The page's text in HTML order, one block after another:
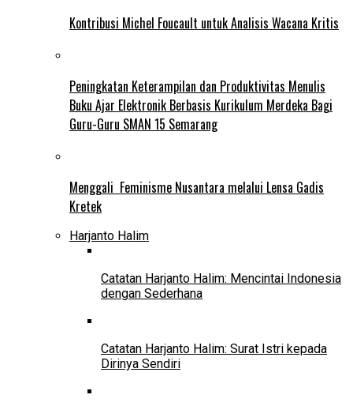
Kontribusi Michel Foucault untuk Analisis Wacana Kritis
Peningkatan Keterampilan dan Produktivitas Menulis
Buku Ajar Elektronik Berbasis Kurikulum Merdeka Bagi
Guru-Guru SMAN 15 Semarang
Menggali Feminisme Nusantara melalui Lensa Gadis
Kretek
Harjanto Halim
Catatan Harjanto Halim: Mencintai Indonesia
dengan Sederhana
Catatan Harjanto Halim: Surat Istri kepada
Dirinya Sendiri